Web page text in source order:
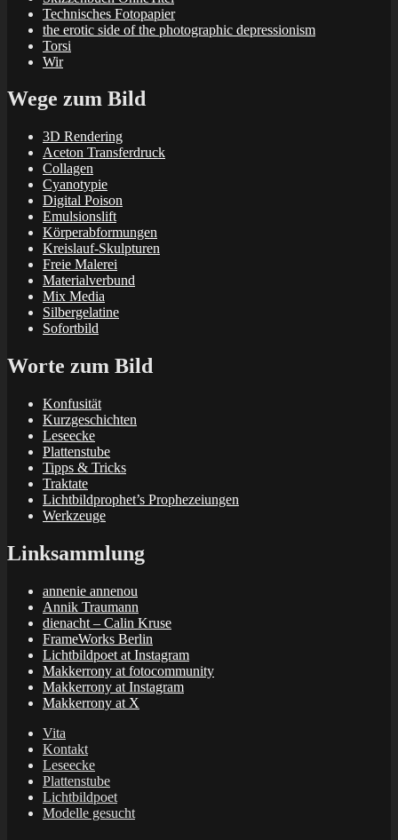
Technisches Fotopapier
the erotic side of the photographic depressionism
Torsi
Wir
Wege zum Bild
3D Rendering
Aceton Transferdruck
Collagen
Cyanotypie
Digital Poison
Emulsionslift
Körperabformungen
Kreislauf-Skulpturen
Freie Malerei
Materialverbund
Mix Media
Silbergelatine
Sofortbild
Worte zum Bild
Konfusität
Kurzgeschichten
Leseecke
Plattenstube
Tipps & Tricks
Traktate
Lichtbildprophet’s Prophezeiungen
Werkzeuge
Linksammlung
annenie annenou
Annik Traumann
dienacht – Calin Kruse
FrameWorks Berlin
Lichtbildpoet at Instagram
Makkerrony at fotocommunity
Makkerrony at Instagram
Makkerrony at X
Vita
Kontakt
Leseecke
Plattenstube
Lichtbildpoet
Modelle gesucht